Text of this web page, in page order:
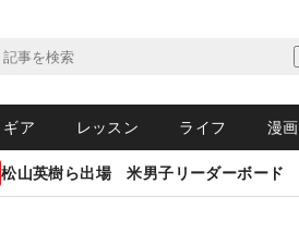
ギア レッスン ライフ 漫画
松山英樹ら出場 米男子リーダーボード